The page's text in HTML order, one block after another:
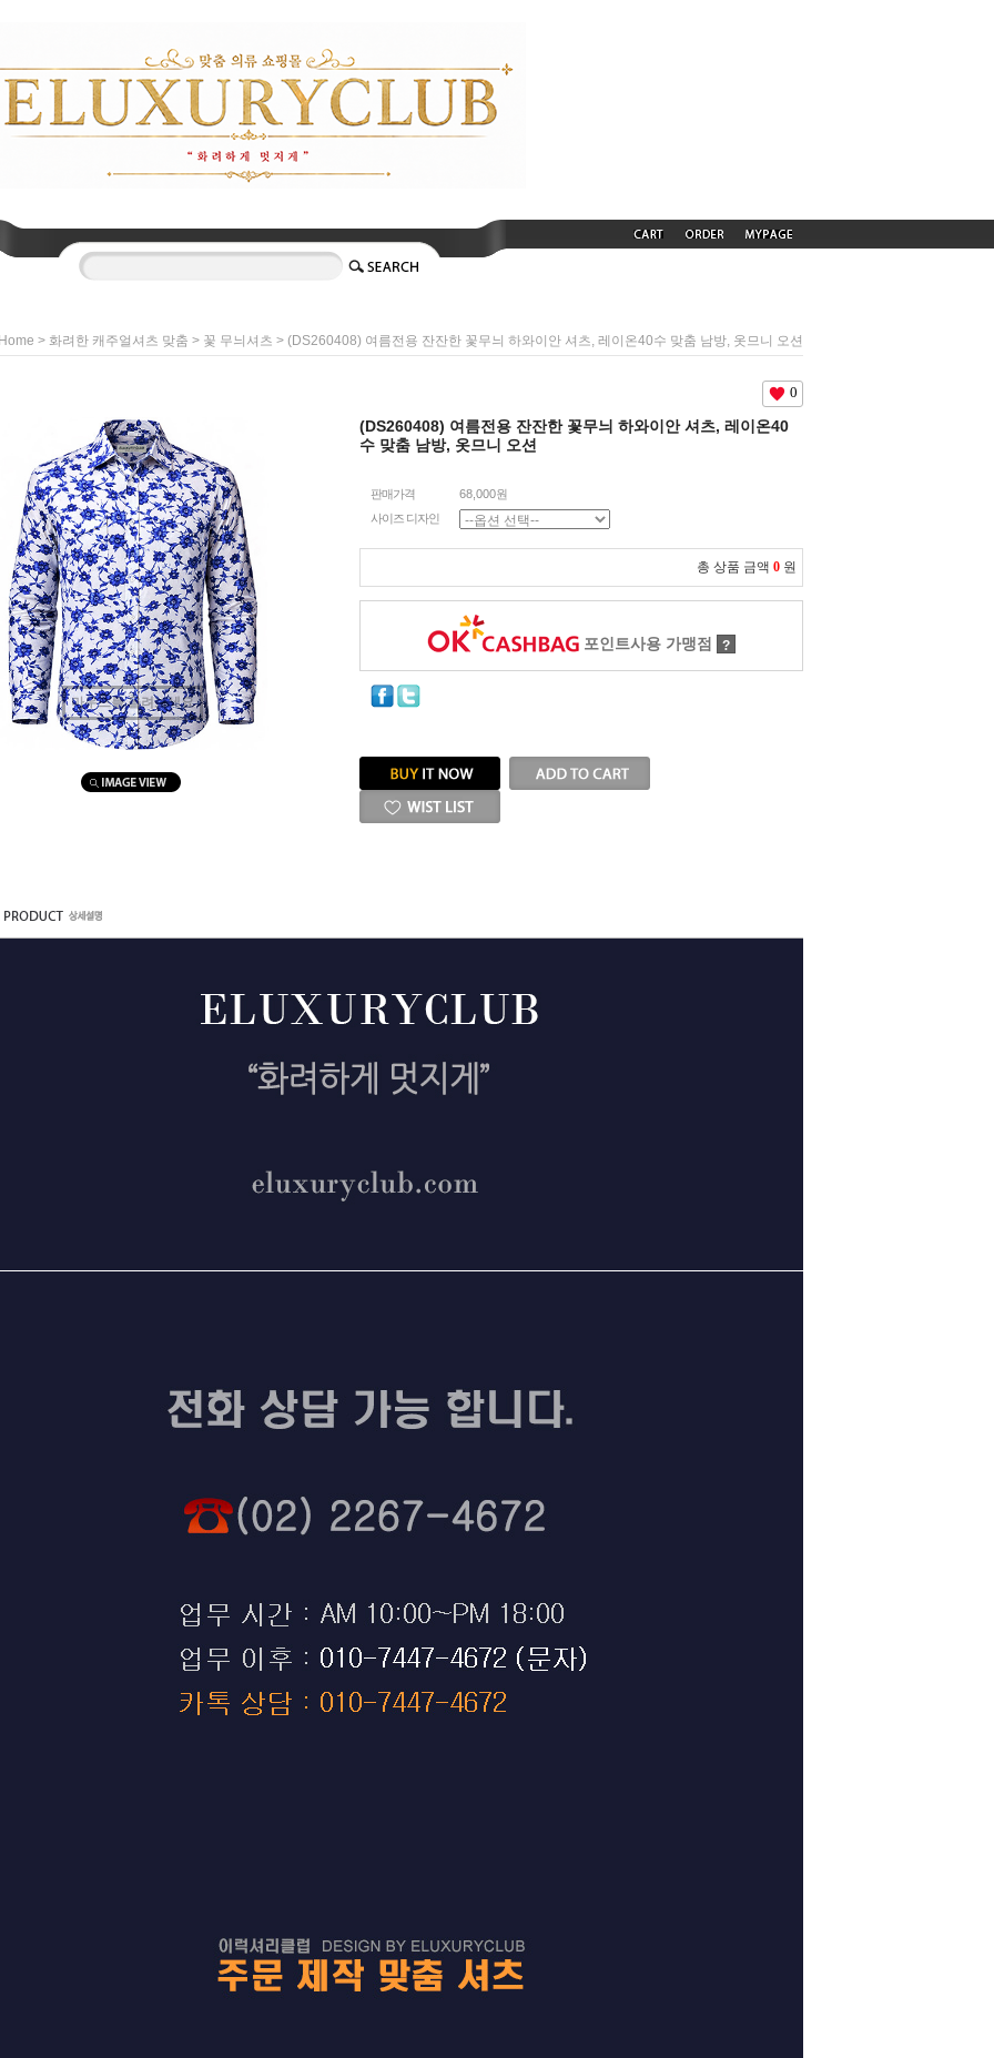
Home > 화려한 캐주얼셔츠 맞춤 > 꽃 무늬셔츠 > (DS260408) 여름전용 잔잔한 꽃무늬 하와이안 셔츠, 레이온40수 맞춤 남방, 옷므니 오션
마우스를 올려보세요
0
(DS260408) 여름전용 잔잔한 꽃무늬 하와이안 셔츠, 레이온40
수 맞춤 남방, 옷므니 오션
판매가격
68,000원
사이즈 디자인
총 상품 금액 0 원
포인트사용 가맹점 ?